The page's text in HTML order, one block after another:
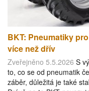
BKT: Pneumatiky
více než dřív
Zveřejněno 5.5.2026 S
to, co se od pneumatik
záběr, důležitá je také